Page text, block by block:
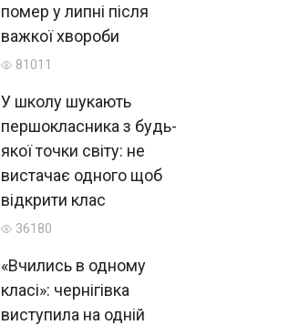
помер у липні після
важкої хвороби
81011
У школу шукають
першокласника з будь-
якої точки світу: не
вистачає одного щоб
відкрити клас
36180
«Вчились в одному
класі»: чернігівка
виступила на одній